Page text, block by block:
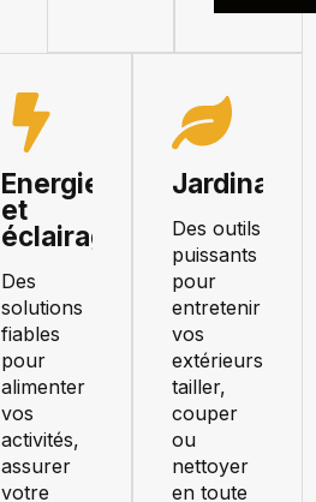
Energie
et
éclairage
Des
solutions
fiables
pour
alimenter
vos
activités,
assurer
votre
Jardinage
Des outils
puissants
pour
entretenir
vos
extérieurs,
tailler,
couper
ou
nettoyer
en toute